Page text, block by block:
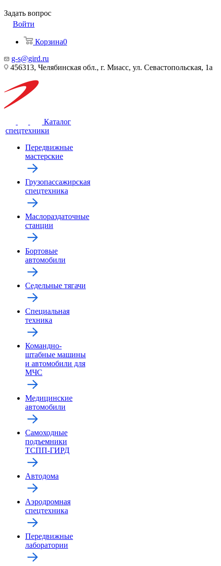
Задать вопрос
Войти
Корзина0
g-s@gird.ru
456313, Челябинская обл., г. Миасс, ул. Севастопольская, 1а
Каталог
спецтехники
Передвижные
мастерские
Грузопассажирская
спецтехника
Маслораздаточные
станции
Бортовые
автомобили
Седельные тягачи
Специальная
техника
Командно-
штабные машины
и автомобили для
МЧС
Медицинские
автомобили
Самоходные
подъемники
ТСПП-ГИРД
Автодома
Аэродромная
спецтехника
Передвижные
лаборатории